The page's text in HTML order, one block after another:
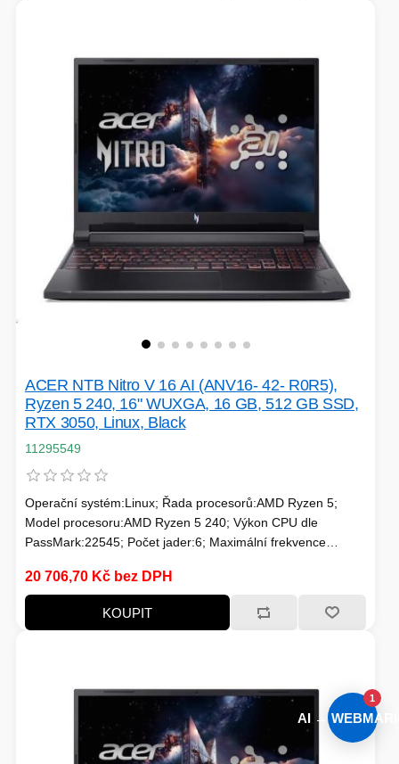
ACER NTB Nitro V 16 AI (ANV16- 42- R0R5),
Ryzen 5 240, 16" WUXGA, 16 GB, 512 GB SSD,
RTX 3050, Linux, Black
11295549
Operační systém:Linux; Řada procesorů:AMD Ryzen 5;
Model procesoru:AMD Ryzen 5 240; Výkon CPU dle
PassMark:22545; Počet jader:6; Maximální frekvence
TDP:45; Model grafické karty:NVIDIA RTX 3050; Velikost
paměti RAM (GB):16; Typ panelu:IPS; Úhlopříčka displeje
("):16; Rozlišení displeje:1920x1200
20 706,70 Kč bez DPH
KOUPIT
AI →
1